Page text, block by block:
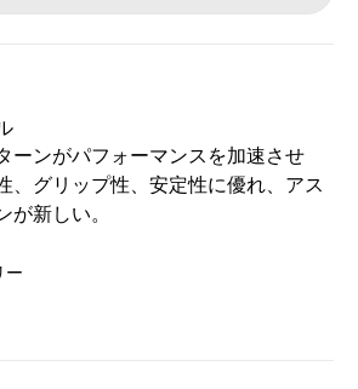
ーンがパフォーマンスを加速させ
、グリップ性、安定性に優れ、アス
が新しい。
ー